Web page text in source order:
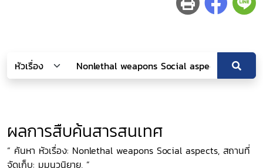
ผลการสืบค้นสารสนเทศ
“ ค้นหา หัวเรื่อง: Nonlethal weapons Social aspects, สถานที่
จัดเก็บ: มุมนวนิยาย, ”